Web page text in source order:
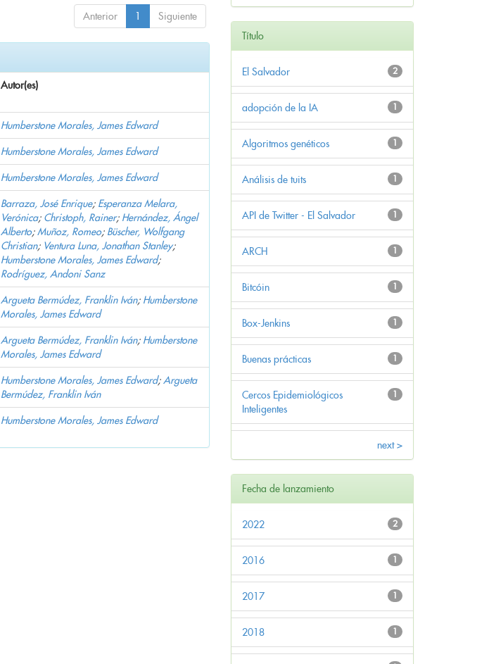
Anterior 1 Siguiente
Autor(es)
Humberstone Morales, James Edward
Humberstone Morales, James Edward
Humberstone Morales, James Edward
Barraza, José Enrique; Esperanza Melara,
Verónica; Christoph, Rainer; Hernández, Ángel
Alberto;Muñoz, Romeo; Büscher, Wolfgang
Christian; Ventura Luna, Jonathan Stanley;
Humberstone Morales, James Edward;
Rodríguez, Andoni Sanz
Argueta Bermúdez, Franklin Iván; Humberstone
Morales, James Edward
Argueta Bermúdez, Franklin Iván; Humberstone
Morales, James Edward
Humberstone Morales, James Edward;Argueta
Bermúdez, Franklin Iván
Humberstone Morales, James Edward
Título
2
El Salvador
1
adopción de la IA
1
Algoritmos genéticos
1
Análisis de tuits
1
API de Twitter - El Salvador
1
ARCH
1
Bitcóin
1
Box-Jenkins
1
Buenas prácticas
1
Cercos Epidemiológicos
Inteligentes
next >
Fecha de lanzamiento
2
2022
1
2016
1
2017
1
2018